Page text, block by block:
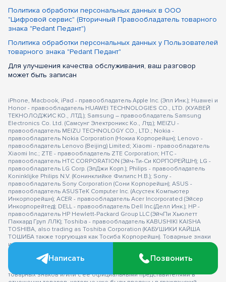
Политика обработки персональных данных в ООО
"Цифровой сервис" (Вторичный Правообладатель товарного
знака "Pedant Педант")
Политика обработки персональных данных у Пользователей
товарного знака "Pedant Педант"
Для улучшения качества обслуживания, ваш разговор
может быть записан
iPhone, Macbook, iPad - правообладатель Apple Inc. (Эпл Инк.); Huawei и
Honor - правообладатель HUAWEI TECHNOLOGIES CO., LTD. (ХУАВЕЙ
ТЕКНОЛОДЖИС КО., ЛТД.); Samsung – правообладатель Samsung
Electronics Co. Ltd. (Самсунг Электроникс Ко., Лтд.); MEIZU -
правообладатель MEIZU TECHNOLOGY CO., LTD.; Nokia -
правообладатель Nokia Corporation (Нокиа Корпорейшн); Lenovo -
правообладатель Lenovo (Beijing) Limited; Xiaomi - правообладатель
Xiaomi Inc.; ZTE - правообладатель ZTE Corporation; HTC -
правообладатель HTC CORPORATION (Эйч-Ти-Си КОРПОРЕЙШН); LG -
правообладатель LG Corp. (ЭлДжи Корп.); Philips - правообладатель
Koninklijke Philips N.V. (Конинклийке Филипс Н.В.); Sony -
правообладатель Sony Corporation (Сони Корпорейшн); ASUS -
правообладатель ASUSTeK Computer Inc. (Асустек Компьютер
Инкорпорейшн); ACER - правообладатель Acer Incorporated (Эйсер
Инкорпорейтед); DELL - правообладатель Dell Inc.(Делл Инк.); HP -
правообладатель HP Hewlett-Packard Group LLC (ЭйчПи Хьюлетт
Паккард Груп ЛЛК); Toshiba - правообладатель KABUSHIKI KAISHA
TOSHIBA, also trading as Toshiba Corporation (КАБУШИКИ КАЙША
ТОШИБА также торгующая как Тосиба Корпорейшн). Товарные знаки
используется с целью описания товара, в отношении которых
производятся услуги по ремонту сервисными центрами
«PEDANT».Услуги оказываются в неавторизованных сервисных
центрах «PEDANT», не связанными с компаниями Правообладателями
товарных знаков и/или с ее официальными представителями в
Написать Позвонить